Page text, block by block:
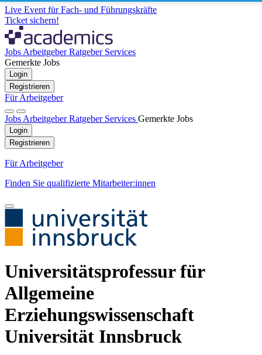
Live Event für Fach- und Führungskräfte
Ticket sichern!
Jobs ArbeitgeberRatgeber Services
Gemerkte Jobs
Login
Registrieren
Für Arbeitgeber
Jobs ArbeitgeberRatgeber Services Gemerkte Jobs
Login
Registrieren
Für Arbeitgeber
Finden Sie qualifizierte Mitarbeiter:innen
Universitätsprofessur für
Allgemeine
Erziehungswissenschaft
Universität Innsbruck